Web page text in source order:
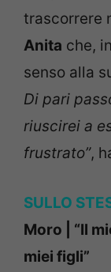
trascorrere
Anita che,
senso alla
Di pari
riuscirei a
frustrato”,
SULLO
Moro | “Il
miei figli”